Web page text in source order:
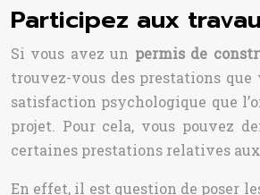
Participez aux
Si vous avez un permis de
trouvez-vous des prestations
satisfaction psychologique que
projet. Pour cela, vous pouvez
certaines prestations relatives
En effet, il est question de poser